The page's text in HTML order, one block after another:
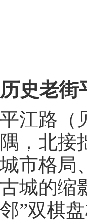
历史老街
平江路（
隅，北接
城市格局
古城的缩
邻”双棋